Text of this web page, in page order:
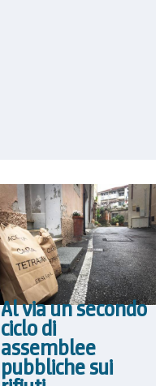
Al via un secondo
ciclo di
assemblee
pubbliche sui